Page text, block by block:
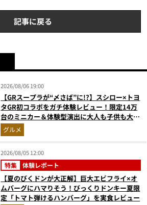
記事に戻る
2026/08/06 19:00
【GRスープラが“〆さば”に!?】スシロー×トヨ
タGR初コラボをガチ体験レビュー！限定14万
台のミニカー＆体験型演出に大人も子供も大興
奮間違いなし
グルメ
2026/08/05 12:00
特集 体験レポート
【夏のびくドンが大正解】巨大エビフライ×オ
ムバーグにハマりそう！びっくりドンキー夏限
定「トマト弾けるハンバーグ」を実食レビュー